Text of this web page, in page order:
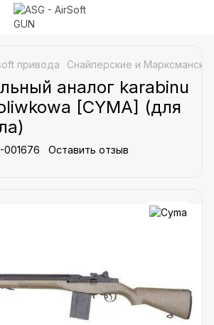
привода Снайперские и
аналог karabinu
[CYMA] (для
001676 Оставить отзыв